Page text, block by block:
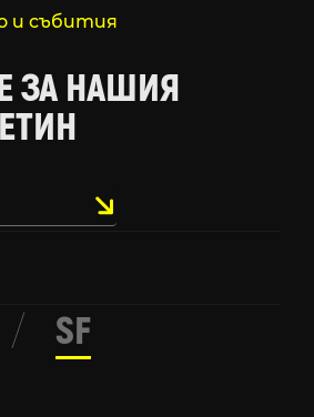
и събития
ЗА НАШИЯ
/ SF